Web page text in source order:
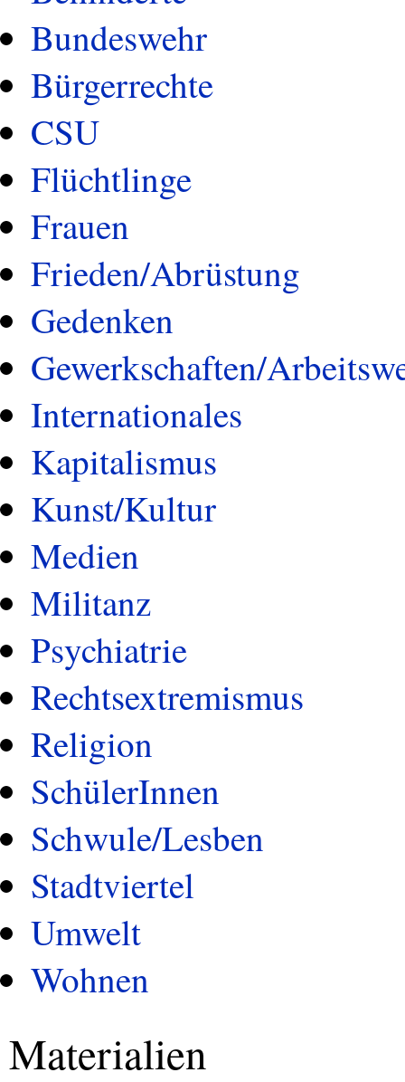
Bundeswehr
Bürgerrechte
CSU
Flüchtlinge
Frauen
Frieden/Abrüstung
Gedenken
Gewerkschaften/
Internationales
Kapitalismus
Kunst/Kultur
Medien
Militanz
Psychiatrie
Rechtsextremismus
Religion
SchülerInnen
Schwule/Lesben
Stadtviertel
Umwelt
Wohnen
Materialien